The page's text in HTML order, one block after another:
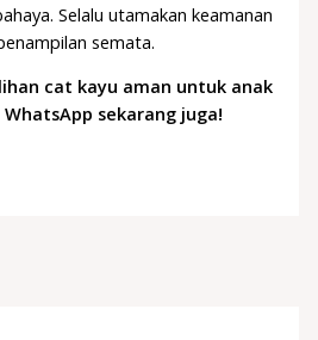
Selalu utamakan keamanan
semata.
cat kayu aman untuk anak
sekarang juga!